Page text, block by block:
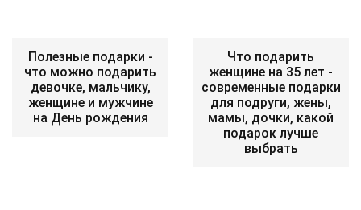
Полезные подарки -
что можно подарить
девочке, мальчику,
женщине и мужчине
на День рождения
Что подарить
женщине на 35 лет -
современные подарки
для подруги, жены,
мамы, дочки, какой
подарок лучше
выбрать